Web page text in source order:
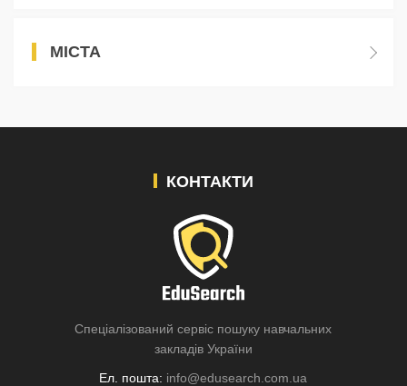
МІСТА
КОНТАКТИ
Спеціалізований сервіс пошуку навчальних
закладів України
Ел. пошта: info@edusearch.com.ua